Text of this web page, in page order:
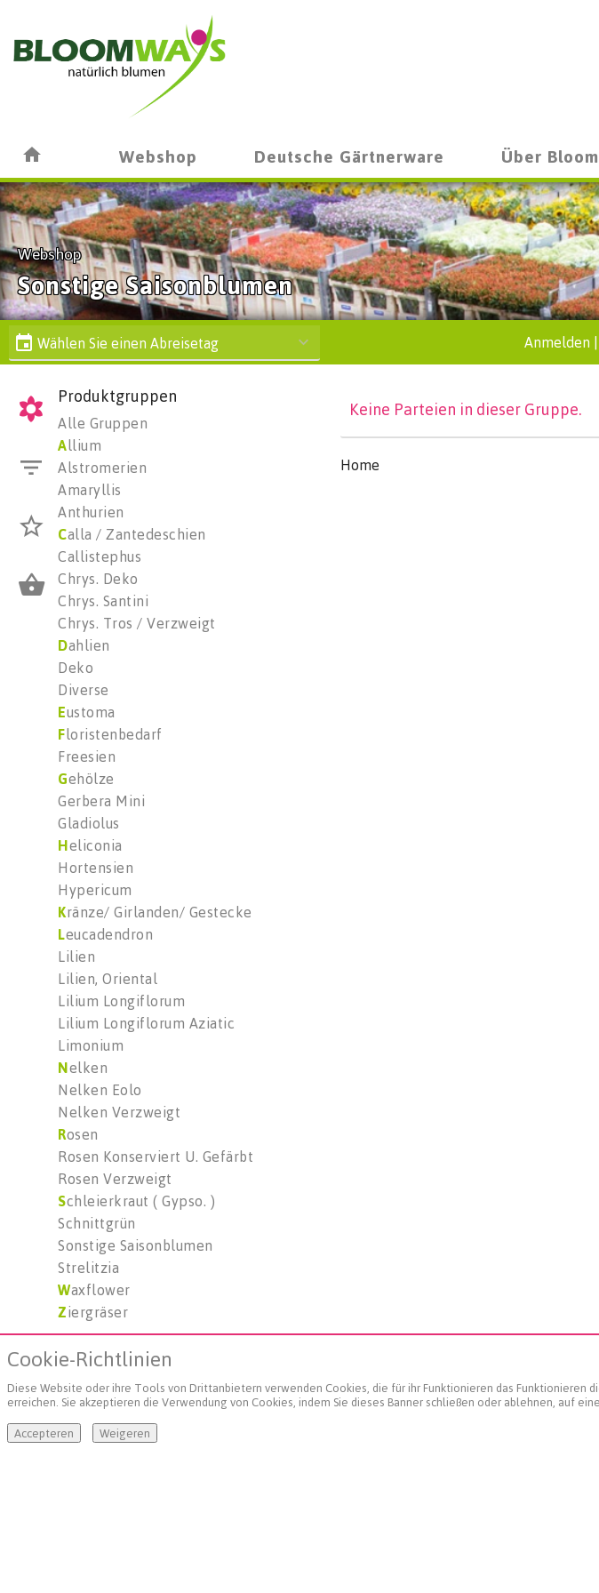
Webshop Deutsche Gärtnerware Über
Webshop
Sonstige Saisonblumen
Wählen Sie einen Abreisetag Anmelden
Produktgruppen
Alle Gruppen
Allium
Alstromerien
Amaryllis
Anthurien
Calla / Zantedeschien
Callistephus
Chrys. Deko
Chrys. Santini
Chrys. Tros / Verzweigt
Dahlien
Deko
Diverse
Eustoma
Floristenbedarf
Freesien
Gehölze
Gerbera Mini
Gladiolus
Heliconia
Hortensien
Hypericum
Kränze/ Girlanden/ Gestecke
Leucadendron
Lilien
Lilien, Oriental
Lilium Longiflorum
Lilium Longiflorum Aziatic
Limonium
Nelken
Nelken Eolo
Nelken Verzweigt
Rosen
Rosen Konserviert U. Gefärbt
Rosen Verzweigt
Schleierkraut ( Gypso. )
Schnittgrün
Sonstige Saisonblumen
Strelitzia
Waxflower
Ziergräser
Keine Parteien in dieser Gruppe.
Home
Bloomways GmbH
Veilingstraße B 147
47638 Straelen - Herongen
Cookie-Richtlinien
Diese Website oder ihre Tools von Drittanbietern verwenden Cookies, die für ihr Funktionieren das
erreichen. Sie akzeptieren die Verwendung von Cookies, indem Sie dieses Banner schließen oder ablehnen, auf
Accepteren Weigeren